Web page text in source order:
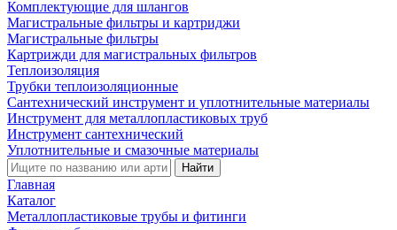
Комплектующие для шлангов
Магистральные фильтры и картриджи
Магистральные фильтры
Картрижди для магистральных фильтров
Теплоизоляция
Трубки теплоизоляционные
Сантехнический инструмент и уплотнительные материалы
Инструмент для металлопластиковых труб
Инструмент сантехнический
Уплотнительные и смазочные материалы
Найти
Главная
Каталог
Металлопластиковые трубы и фитинги